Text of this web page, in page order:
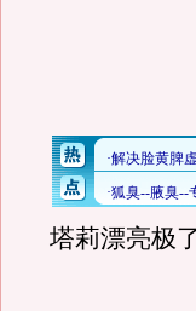
塔莉漂亮极